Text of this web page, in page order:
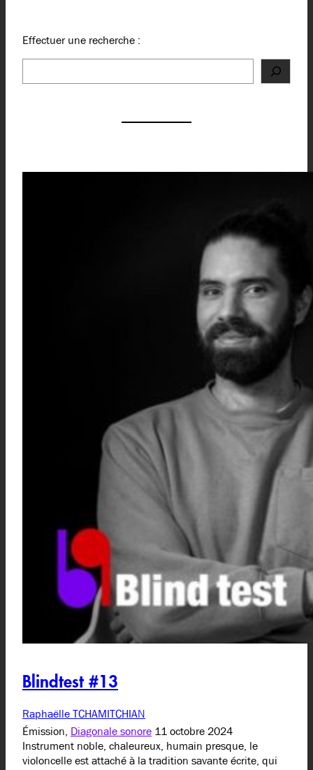
Effectuer une recherche :
Blindtest #13
Raphaëlle TCHAMITCHIAN
Émission, Diagonale sonore 11 octobre 2024
Instrument noble, chaleureux, humain presque, le
violoncelle est attaché à la tradition savante écrite, qui